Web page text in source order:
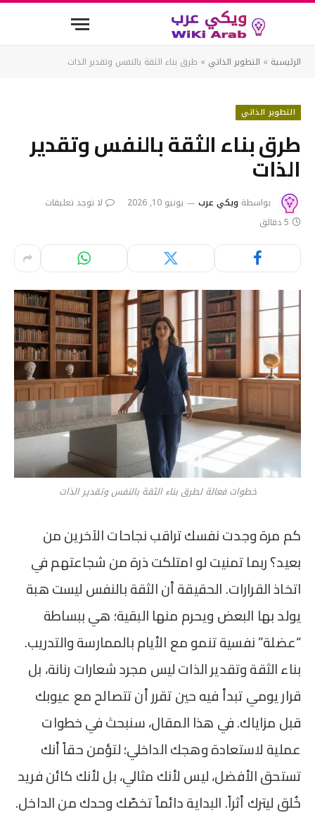
الرئيسية » التطوير الذاتي » طرق بناء الثقة بالنفس وتقدير الذات
التطوير الذاتي
طرق بناء الثقة بالنفس وتقدير
الذات
بواسطة ويكي عرب يونيو 10, 2026
لا توجد تعليقات
5 دقائق
خطوات فعالة لطرق بناء الثقة بالنفس وتقدير الذات
كم مرة وجدت نفسك تراقب نجاحات الآخرين من
بعيد؟ ربما تمنيت لو امتلكت ذرة من شجاعتهم في
اتخاذ القرارات. الحقيقة أن الثقة بالنفس ليست هبة
يولد بها البعض ويحرم منها البقية؛ هي ببساطة
“عضلة” نفسية تنمو مع الأيام بالممارسة والتدريب.
بناء الثقة وتقدير الذات ليس مجرد شعارات رنانة، بل
قرار يومي تبدأ فيه حين تقرر أن تتصالح مع عيوبك
قبل مزاياك. في هذا المقال، سنبحث في خطوات
عملية لاستعادة وهجك الداخلي؛ لتؤمن حقاً أنك
تستحق الأفضل، ليس لأنك مثالي، بل لأنك كائن فريد
خُلق ليترك أثراً. البداية دائماً تخصّك وحدك من الداخل.